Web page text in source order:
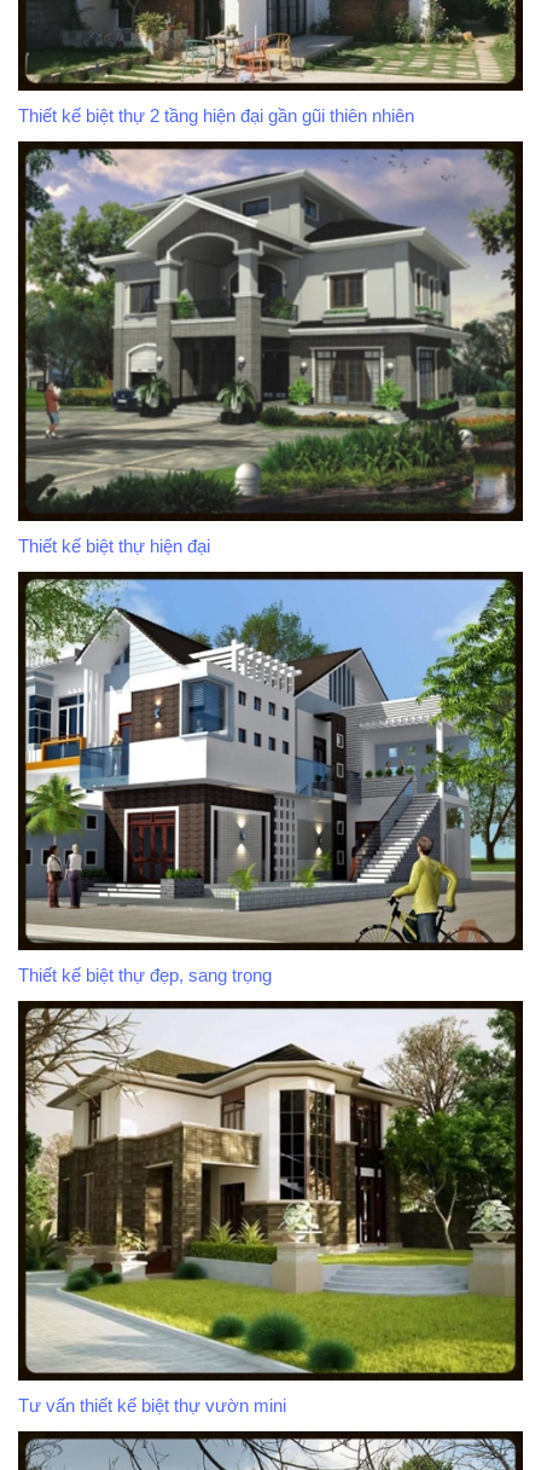
Thiết kế biệt thự 2 tầng hiện đại gần gũi thiên nhiên
Thiết kế biệt thự hiện đại
Thiết kế biệt thự đẹp, sang trọng
Tư vấn thiết kế biệt thự vườn mini